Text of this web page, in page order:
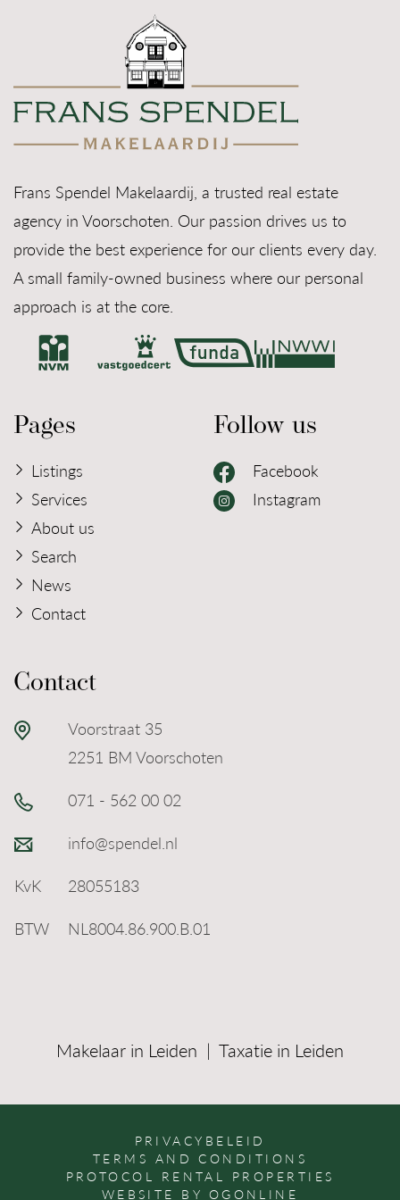
• Moderne badkamer;
• Zonnig balkon gelegen op het Zuidoosten;
• Nieuwe meterkast met 3 fase, 9 groepen en 3
aardlekschakelaars;
• Ruime berging in de onderbouw;
• Asbest- en ouderdomsclausule van toepassing.
DISCLAIMER
Deze informatie is door ons met de nodige
zorgvuldigheid samengesteld. Onzerzijds wordt
voor enige onvolledigheid, onjuistheid of
Heeft u interesse in deze woning en zou u deze
graag willen bezichtigen? Maak dan snel een
Frans Spendel Makelaardij, a trusted real estate
agency in Voorschoten. Our passion drives us to
provide the best experience for our clients every day.
A small family-owned business where our personal
approach is at the core.
Pages
Listings
Services
About us
Search
News
Contact
Follow us
Facebook
Instagram
Contact
Voorstraat 35
2251 BM Voorschoten
071 - 562 00 02
info@spendel.nl
KvK
28055183
BTW
NL8004.86.900.B.01
Makelaar in Leiden | Taxatie in Leiden
PRIVACYBELEID
TERMS AND CONDITIONS
PROTOCOL RENTAL PROPERTIES
WEBSITE BY OGONLINE